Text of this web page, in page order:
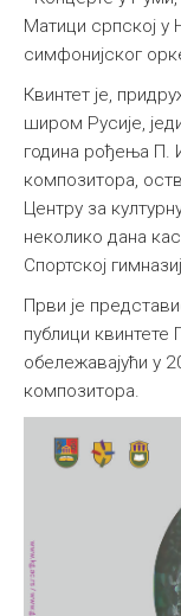
Матици српској
симфонијског
Квинтет је,
широм Русије,
година рођења П.
композитора,
Центру за
неколико дана
Спортској
Први је
публици квинтете
обележавајући у
композитора.